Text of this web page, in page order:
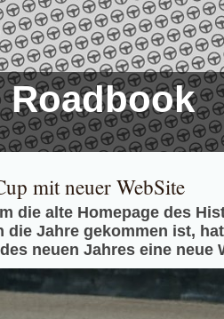
Roadbook
mit neuer WebSite
die alte Homepage des
die Jahre gekommen ist,
neuen Jahres eine neue